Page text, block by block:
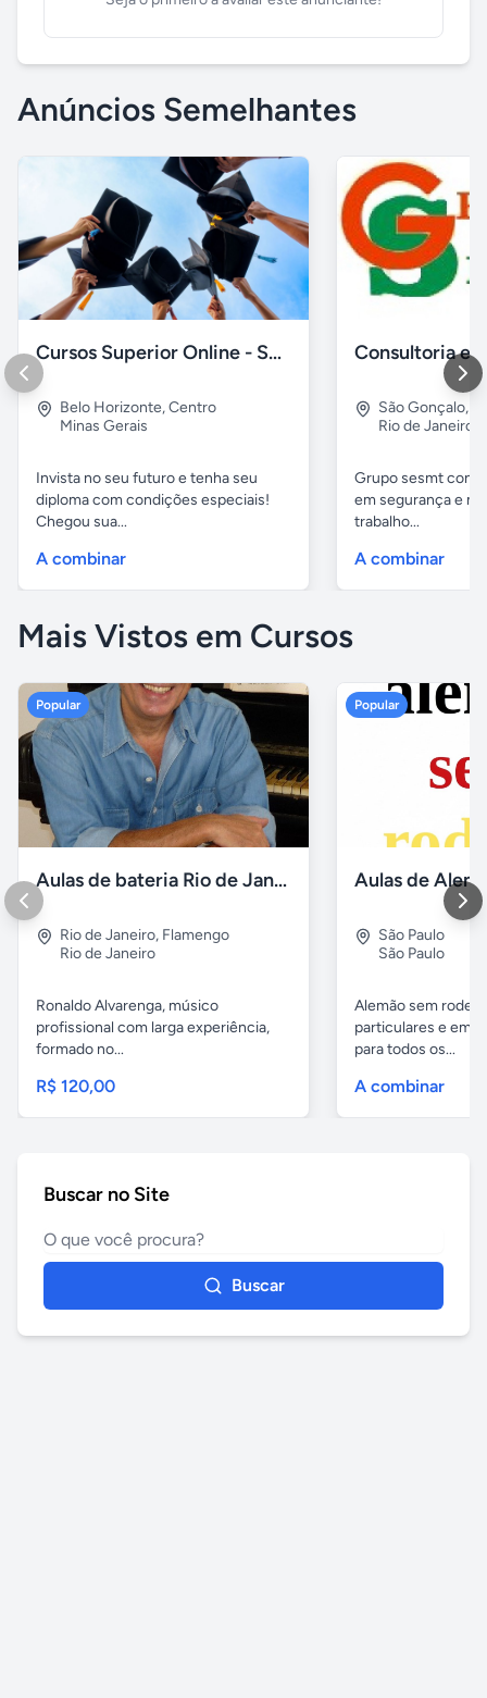
Anúncios Semelhantes
Cursos Superior Online - Sem pagamento adiantado
Belo Horizonte,Centro
Minas Gerais
Invista no seu futuro e tenha seu
diploma com condições especiais!
Chegou sua...
A combinar
São Gonçalo,
Rio de Janeiro
Grupo sesmt
em segurança e
trabalho...
A combinar
Mais Vistos em Cursos
Popular
Aulas de bateria Rio de Janeiro
Rio de Janeiro, Flamengo
Rio de Janeiro
Ronaldo Alvarenga, músico
profissional com larga experiência,
formado no...
R$ 120,00
Popular
São Paulo
São Paulo
Alemão sem
particulares e em
para todos os...
A combinar
Buscar no Site
Buscar